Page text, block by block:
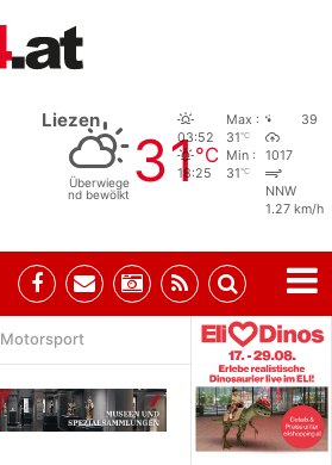
Liezen
Überwiege
nd bewölkt 31°C
03:52
18:25
Max :
31°C
Min :
31°C
39
1017
NNW
1.27 km/h
Motorsport